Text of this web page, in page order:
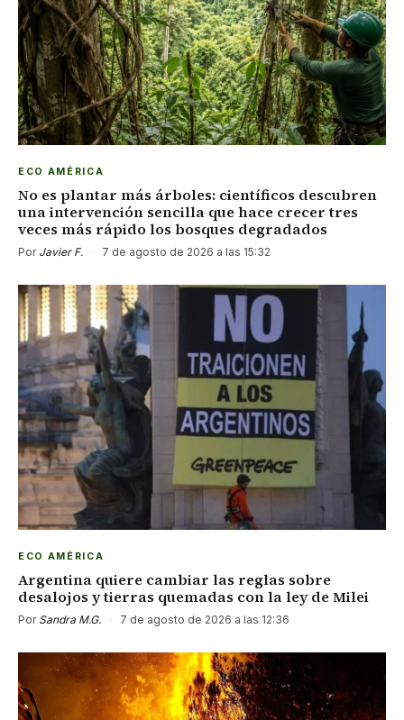
ECO AMÉRICA
No es plantar más árboles: científicos descubren
una intervención sencilla que hace crecer tres
veces más rápido los bosques degradados
Por Javier F. · 7 de agosto de 2026 a las 15:32
ECO AMÉRICA
Argentina quiere cambiar las reglas sobre
desalojos y tierras quemadas con la ley de Milei
Por Sandra M.G. · 7 de agosto de 2026 a las 12:36